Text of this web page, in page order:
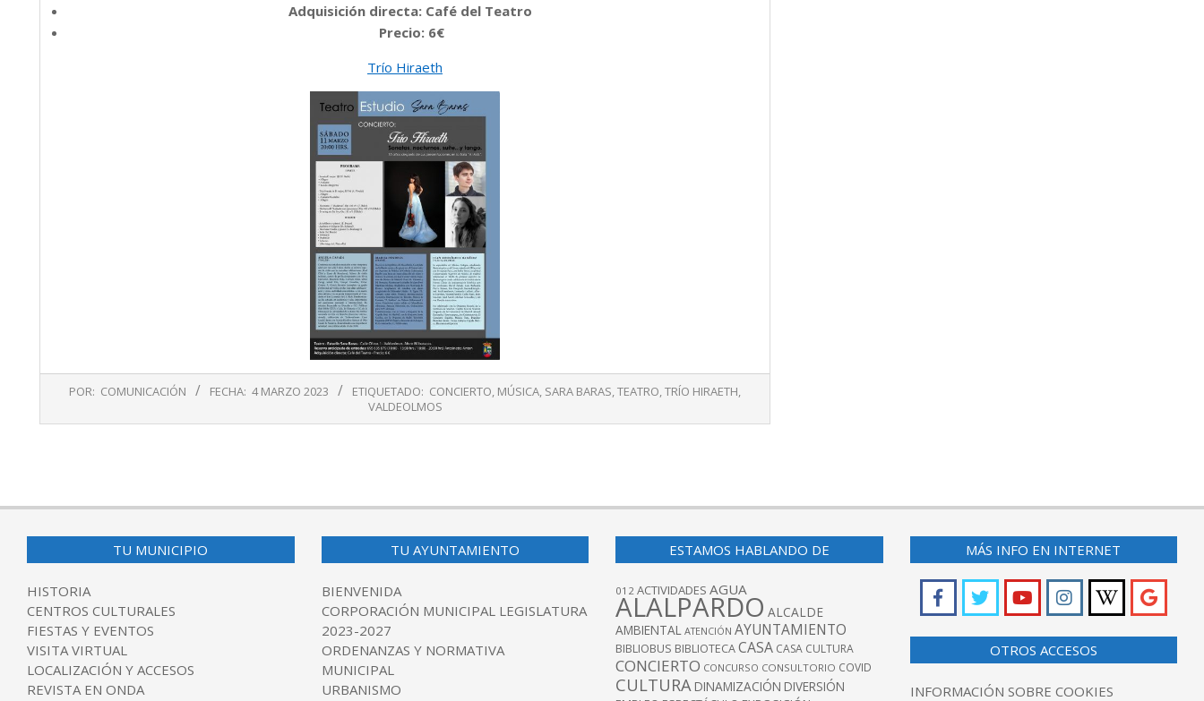
Adquisición directa: Café del Teatro
Precio: 6€
Trío Hiraeth
04
POR: COMUNICACIÓN FECHA: 4 MARZO 2023 ETIQUETADO: CONCIERTO, MÚSICA, SARA BARAS,TEATRO,TRÍO HIRAETH,
VALDEOLMOS
TU MUNICIPIO
HISTORIA
CENTROS CULTURALES
FIESTAS Y EVENTOS
VISITA VIRTUAL
LOCALIZACIÓN Y ACCESOS
REVISTA EN ONDA
TU AYUNTAMIENTO
BIENVENIDA
CORPORACIÓN MUNICIPAL LEGISLATURA
2023-2027
ORDENANZAS Y NORMATIVA
MUNICIPAL
URBANISMO
ESTAMOS HABLANDO DE
012 ACTIVIDADES AGUA
ALALPARDO ALCALDE
AMBIENTAL ATENCIÓN AYUNTAMIENTO
BIBLIOBUS BIBLIOTECACASA CASA CULTURA
CONCIERTO CONCURSO CONSULTORIO COVID
CULTURA DINAMIZACIÓN DIVERSIÓN
MÁS INFO EN INTERNET
OTROS ACCESOS
INFORMACIÓN SOBRE COOKIES